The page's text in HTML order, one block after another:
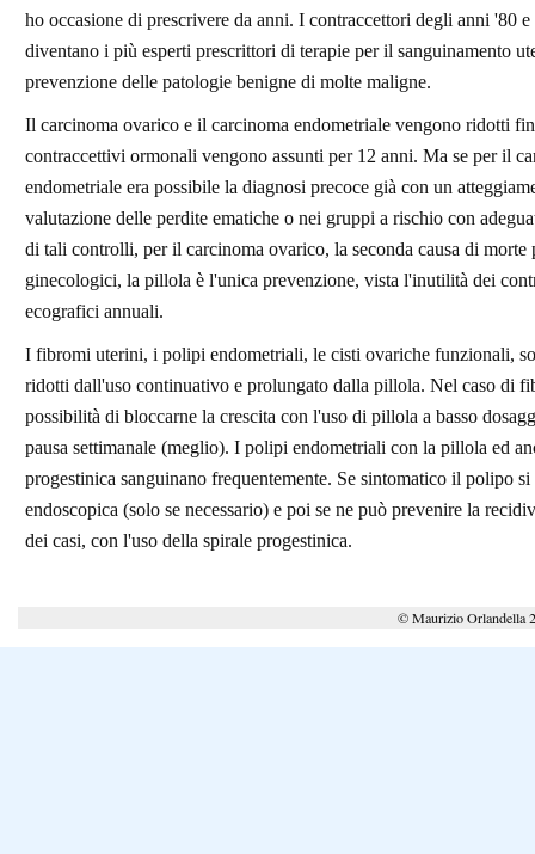
ho occasione di prescrivere da anni. I contraccettori degli anni '80
diventano i più esperti prescrittori di terapie per il sanguinamento
prevenzione delle patologie benigne di molte maligne.
Il carcinoma ovarico e il carcinoma endometriale vengono ridotti
contraccettivi ormonali vengono assunti per 12 anni. Ma se per il
endometriale era possibile la diagnosi precoce già con un
valutazione delle perdite ematiche o nei gruppi a rischio con
di tali controlli, per il carcinoma ovarico, la seconda causa di morte
ginecologici, la pillola è l'unica prevenzione, vista l'inutilità dei
ecografici annuali.
I fibromi uterini, i polipi endometriali, le cisti ovariche funzionali,
ridotti dall'uso continuativo e prolungato dalla pillola. Nel caso di
possibilità di bloccarne la crescita con l'uso di pillola a basso
pausa settimanale (meglio). I polipi endometriali con la pillola ed
progestinica sanguinano frequentemente. Se sintomatico il polipo
endoscopica (solo se necessario) e poi se ne può prevenire la
dei casi, con l'uso della spirale progestinica.
© Maurizio Orlandella